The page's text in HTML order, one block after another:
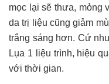
mọc lại sẽ thưa, mỏng
da trị liệu cũng giảm
trắng sáng hơn. Cứ
Lụa 1 liệu trình, hiệu
với thời gian.